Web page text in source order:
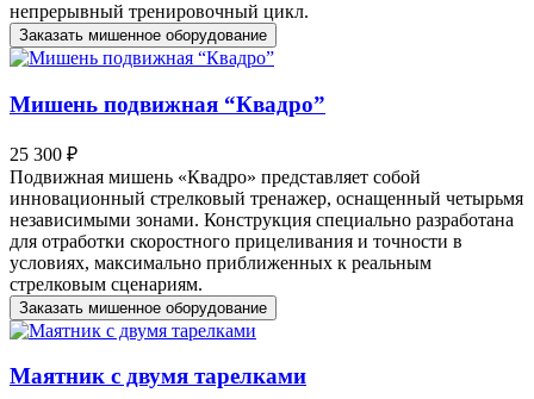
непрерывный тренировочный цикл.
Заказать мишенное оборудование
Мишень подвижная “Квадро”
25 300 ₽
Подвижная мишень «Квадро» представляет собой
инновационный стрелковый тренажер, оснащенный четырьмя
независимыми зонами. Конструкция специально разработана
для отработки скоростного прицеливания и точности в
условиях, максимально приближенных к реальным
стрелковым сценариям.
Заказать мишенное оборудование
Маятник с двумя тарелками